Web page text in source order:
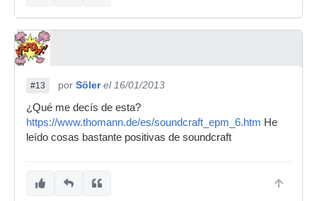
#13 por Söler el 16/01/2013
¿Qué me decís de esta?
https://www.thomann.de/es/soundcraft_epm_6.htm He
leído cosas bastante positivas de soundcraft